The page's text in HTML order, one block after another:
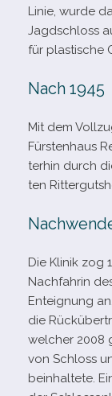
Linie, wurde
Jagdschloss
für plas­ti­sche
Nach 1945
Mit dem
Fürstenhaus
ter­hin durch
ten
Die Klinik zog
Nachfahrin
Enteignung
die
wel­cher 2008
von Schloss
beinhal­tete.